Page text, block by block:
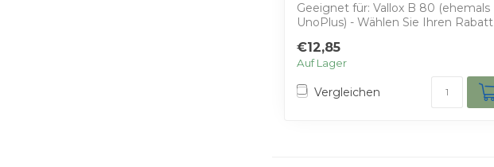
Geeignet für: Vallox B 80 (ehemals
UnoPlus) - Wählen Sie Ihren Rabatt
€12,85
Auf Lager
Vergleichen